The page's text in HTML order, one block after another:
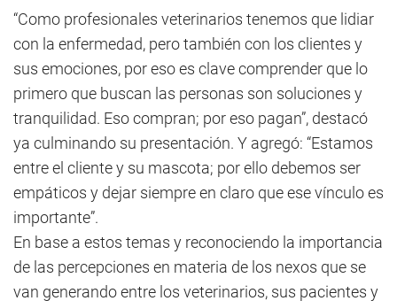
“Como profesionales veterinarios tenemos que lidiar
con la enfermedad, pero también con los clientes y
sus emociones, por eso es clave comprender que lo
primero que buscan las personas son soluciones y
tranquilidad. Eso compran; por eso pagan”, destacó
ya culminando su presentación. Y agregó: “Estamos
entre el cliente y su mascota; por ello debemos ser
empáticos y dejar siempre en claro que ese vínculo es
importante”.
En base a estos temas y reconociendo la importancia
de las percepciones en materia de los nexos que se
van generando entre los veterinarios, sus pacientes y